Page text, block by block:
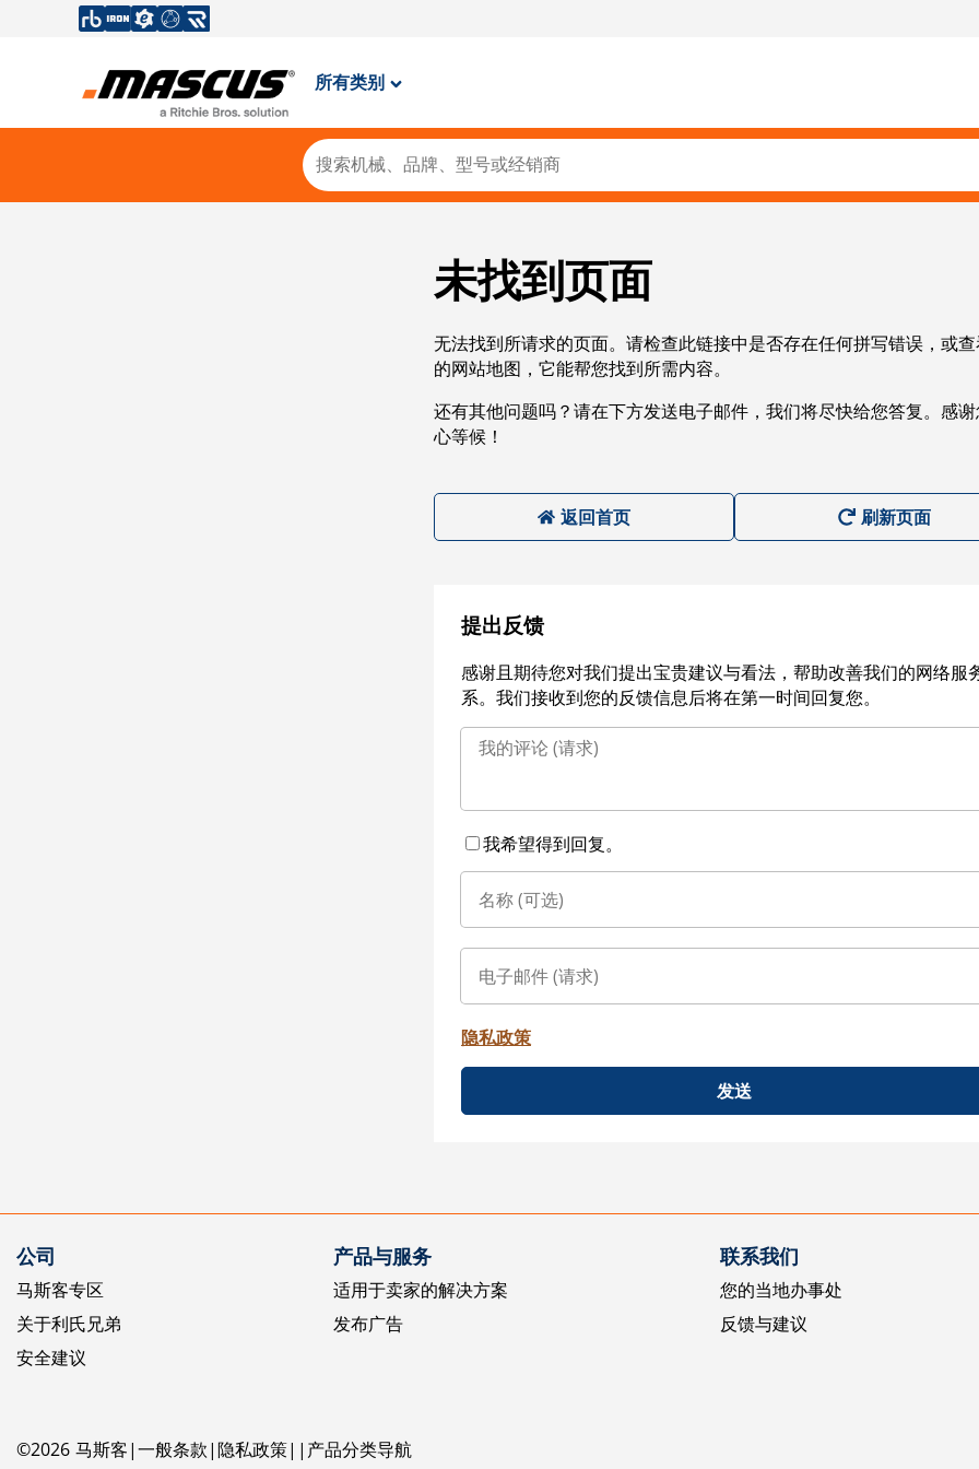
所有类别
未找到页面
无法找到所请求的页面。请检查此链接中是否存在任何拼写错误，或
的网站地图，它能帮您找到所需内容。
还有其他问题吗？请在下方发送电子邮件，我们将尽快给您答复。感
心等候！
返回首页 刷新页面
提出反馈
感谢且期待您对我们提出宝贵建议与看法，帮助改善我们的网络服
系。我们接收到您的反馈信息后将在第一时间回复您。
我希望得到回复。
隐私政策
发送
公司
马斯客专区
关于利氏兄弟
安全建议
产品与服务
适用于卖家的解决方案
发布广告
联系我们
您的当地办事处
反馈与建议
©2026 马斯客 一般条款 隐私政策 产品分类导航